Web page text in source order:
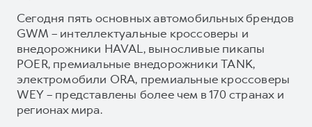
Сегодня пять основных автомобильных брендов
GWM – интеллектуальные кроссоверы и
внедорожники HAVAL, выносливые пикапы
POER, премиальные внедорожники TANK,
электромобили ORA, премиальные кроссоверы
WEY – представлены более чем в 170 странах и
регионах мира.